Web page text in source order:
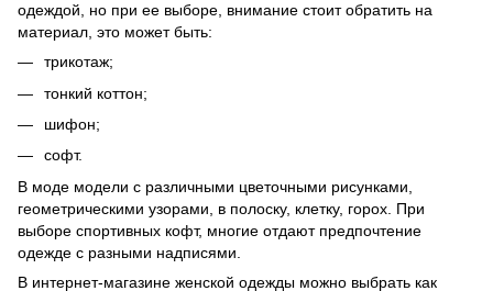
одеждой, но при ее выборе, внимание стоит обратить на
материал, это может быть:
трикотаж;
тонкий коттон;
шифон;
софт.
В моде модели с различными цветочными рисунками,
геометрическими узорами, в полоску, клетку, горох. При
выборе спортивных кофт, многие отдают предпочтение
одежде с разными надписями.
В интернет-магазине женской одежды можно выбрать как